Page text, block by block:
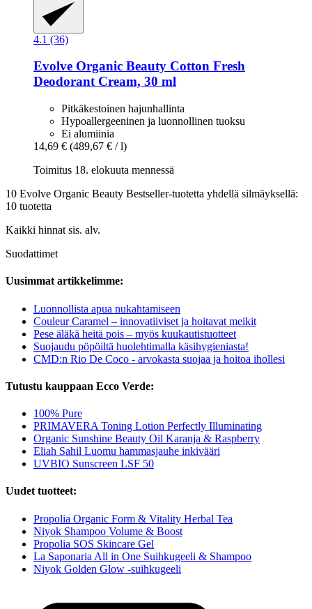
4.1 (36)
Evolve Organic Beauty Cotton Fresh
Deodorant Cream, 30 ml
Pitkäkestoinen hajunhallinta
Hypoallergeeninen ja luonnollinen tuoksu
Ei alumiinia
14,69 € (489,67 € / l)
Toimitus 18. elokuuta mennessä
10 Evolve Organic Beauty Bestseller-tuotetta yhdellä silmäyksellä:
10 tuotetta
Kaikki hinnat sis. alv.
Suodattimet
Uusimmat artikkelimme:
Luonnollista apua nukahtamiseen
Couleur Caramel – innovatiiviset ja hoitavat meikit
Pese äläkä heitä pois – myös kuukautistuotteet
Suojaudu pöpöiltä huolehtimalla käsihygieniasta!
CMD:n Rio De Coco - arvokasta suojaa ja hoitoa ihollesi
Tutustu kauppaan Ecco Verde:
100% Pure
PRIMAVERA Toning Lotion Perfectly Illuminating
Organic Sunshine Beauty Oil Karanja & Raspberry
Eliah Sahil Luomu hammasjauhe inkivääri
UVBIO Sunscreen LSF 50
Uudet tuotteet:
Propolia Organic Form & Vitality Herbal Tea
Niyok Shampoo Volume & Boost
Propolia SOS Skincare Gel
La Saponaria All in One Suihkugeeli & Shampoo
Niyok Golden Glow -suihkugeeli